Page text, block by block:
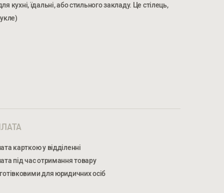
кухні, їдальні, або стильного закладу. Це стілець,
карткою у відділенні
під час отримання товару
для юридичних осіб